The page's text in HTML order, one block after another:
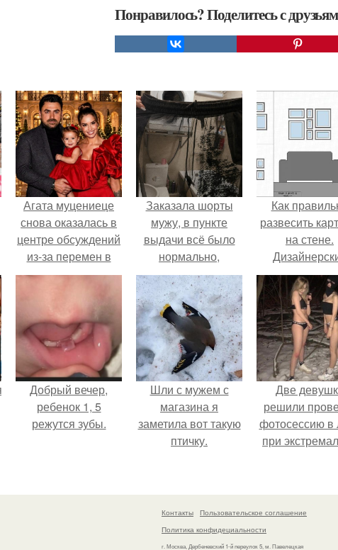
Понравилось? Поделитесь с
Агата муцениеце
снова оказалась в
центре обсуждений
из-за перемен в
личной жизни.
Заказала шорты
мужу, в пункте
выдачи всё было
нормально,
примерил все
хорошо, ничего не
предвещало беды.
Как
развесить
на стене.
хитрости:
повесить
правильно
Добрый вечер,
ребенок 1, 5
режутся зубы.
Шли с мужем с
магазина я
заметила вот такую
птичку.
Две
решили
фотосессию в
при
достигавших
градусов.
Контакты
Пользовательское соглашение
Политика конфидециальности
г. Москва, Дербеневский 1-й переулок 5, м. Павелецкая